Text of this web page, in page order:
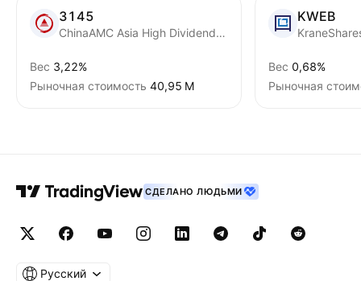
3145
ChinaAMC Asia High Dividend ETF
Вес 3,22%
Рыночная стоимость ‪40,95 M‬
KWEB
Вес 0,68%
Рыночная
СДЕЛАНО ЛЮДЬМИ
Русский